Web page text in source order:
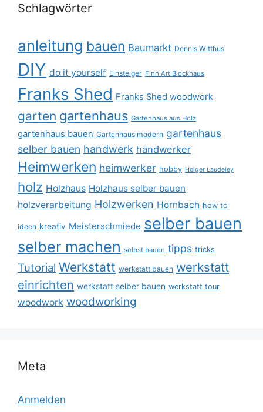
Schlagwörter
anleitung bauen Baumarkt Dennis Witthus
DIY do it yourself Einsteiger Finn Art Blockhaus
Franks Shed Franks Shed woodwork
garten gartenhaus Gartenhaus aus Holz
gartenhaus bauen Gartenhaus modern gartenhaus
selber bauen handwerk handwerker
Heimwerken heimwerker hobby Holger Laudeley
holz Holzhaus Holzhaus selber bauen
holzverarbeitung Holzwerken Hornbach how to
ideen kreativ Meisterschmiede selber bauen
selber machen selbst bauen tipps tricks
Tutorial Werkstatt werkstatt bauen werkstatt
einrichten werkstatt selber bauen werkstatt tour
woodwork woodworking
Meta
Anmelden